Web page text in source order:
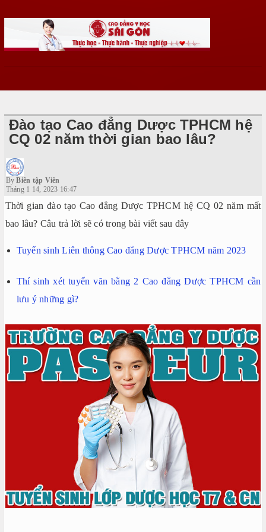
Đào tạo Cao đẳng Dược TPHCM hệ
CQ 02 năm thời gian bao lâu?
ByBiên tập Viên
Tháng 1 14, 2023 16:47
Thời gian đào tạo Cao đẳng Dược TPHCM hệ CQ 02 năm mất
bao lâu? Câu trả lời sẽ có trong bài viết sau đây
Tuyển sinh Liên thông Cao đẳng Dược TPHCM năm 2023
Thí sinh xét tuyển văn bằng 2 Cao đẳng Dược TPHCM cần
lưu ý những gì?